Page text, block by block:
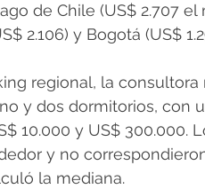
de Chile (US$ 2.707 el
2.106) y Bogotá (US$
regional, la
y dos dormitorios, con
10.000 y US$ 300.000.
y no
la mediana.